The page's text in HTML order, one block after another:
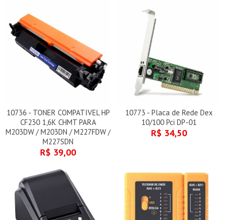
10736 - TONER COMPATIVEL HP
CF230 1,6K CHMT PARA
M203DW / M203DN / M227FDW /
M227SDN
R$ 39,00
10773 - Placa de Rede Dex
10/100 Pci DP-01
R$ 34,50